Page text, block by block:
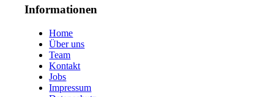
10
54
571
581
591
622
632
Informationen
Home
Über uns
Team
Kontakt
Jobs
Impressum